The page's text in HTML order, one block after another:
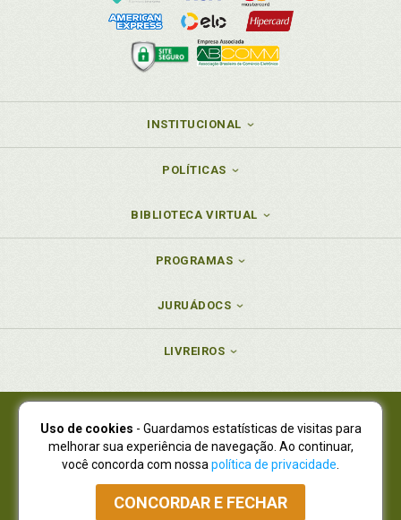
INSTITUCIONAL
POLÍTICAS
BIBLIOTECA VIRTUAL
PROGRAMAS
JURUÁDOCS
LIVREIROS
Juruá Editora Ltda., CNPJ 77.535.508/0001-19
Juruá Informática Ltda., CNPJ 01.701.561/0001-80
NOVO ENDEREÇO:R. Flávio Dallegrave, 7665, São Lourenço |
Curitiba - Paraná - CEP 82210-310
Atendimento: (41) 4009-3900|Vendas Atacado: (41) 4009-3939
Uso de cookies - Guardamos estatísticas de visitas para
melhorar sua experiência de navegação. Ao continuar,
você concorda com nossa política de privacidade
CONCORDAR E FECHAR